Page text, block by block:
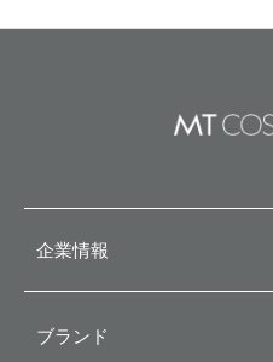
企業情報
ブランド